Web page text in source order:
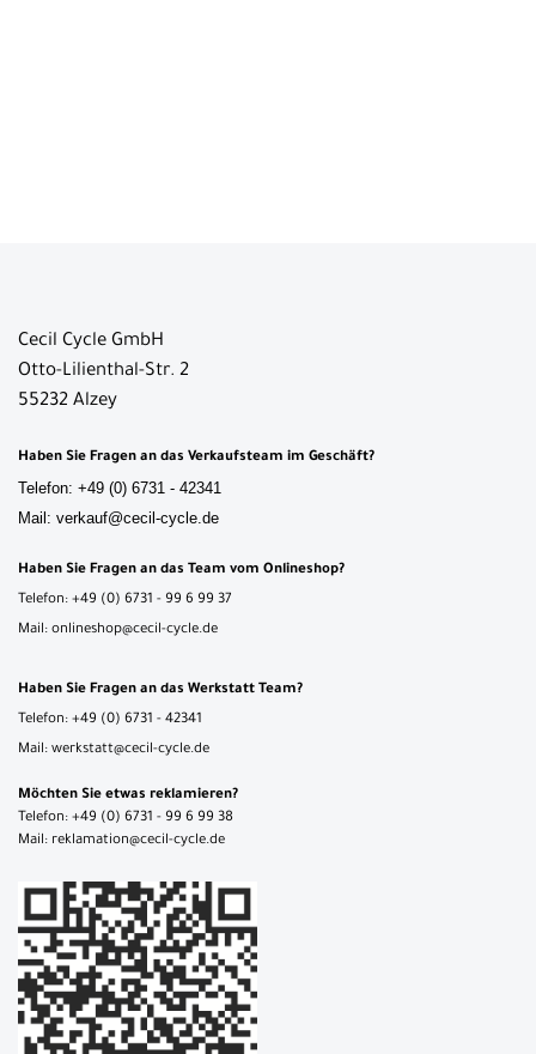
Cecil Cycle GmbH
Otto-Lilienthal-Str. 2
55232 Alzey
Haben Sie Fragen an das Verkaufsteam im Geschäft?
Telefon: +49 (0) 6731 - 42341
Mail: verkauf@cecil-cycle.de
Haben Sie Fragen an das Team vom Onlineshop?
Telefon: +49 (0) 6731 - 99 6 99 37
Mail: onlineshop@cecil-cycle.de
Haben Sie Fragen an das Werkstatt Team?
Telefon: +49 (0) 6731 - 42341
Mail: werkstatt@cecil-cycle.de
Möchten Sie etwas reklamieren?
Telefon: +49 (0) 6731 - 99 6 99 38
Mail: reklamation@cecil-cycle.de